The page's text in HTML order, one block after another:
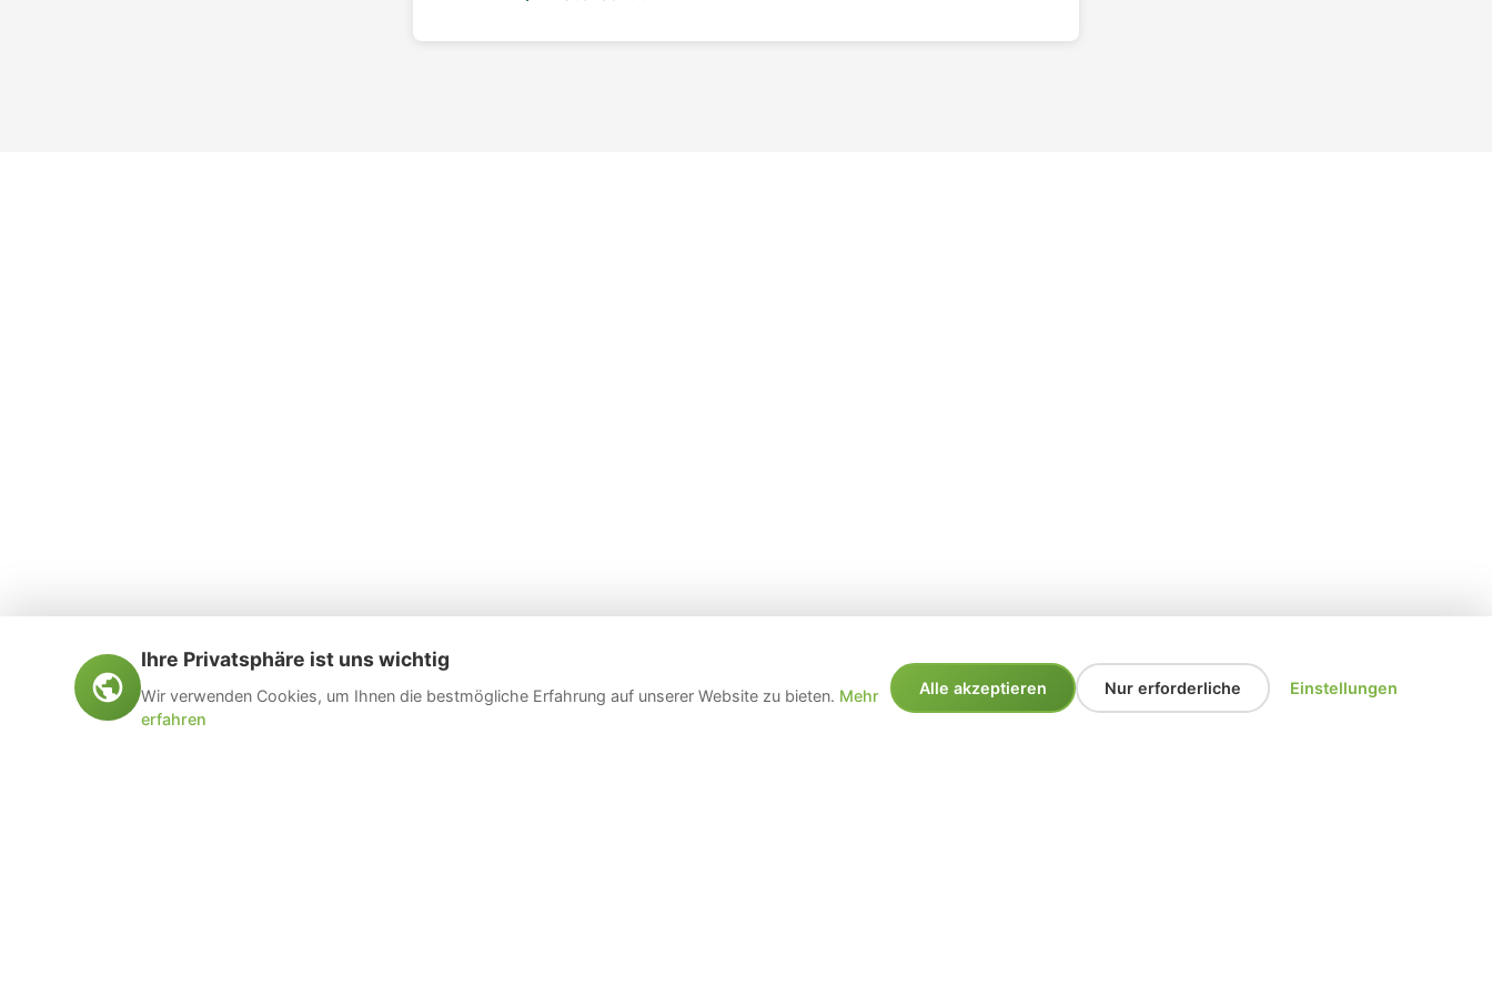
Ihre Privatsphäre ist uns wichtig
Wir verwenden Cookies, um Ihnen die bestmögliche Erfahrung auf unserer Website zu bieten. Mehr
erfahren
Alle akzeptieren Nur erforderliche Einstellungen